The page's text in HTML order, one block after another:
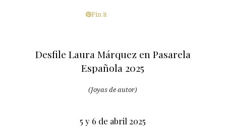
Pin it
Desfile Laura Márquez en Pasarela
Española 2025
(Joyas de autor)
5 y 6 de abril 2025